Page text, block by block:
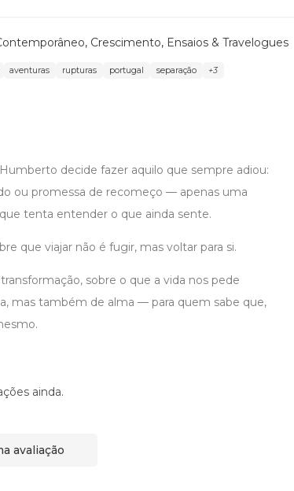
, Crescimento, Ensaios & Travelogues
aventuras rupturas portugal separação +3
decide fazer aquilo que sempre adiou:
ou promessa de recomeço — apenas uma
tenta entender o que ainda sente.
que viajar não é fugir, mas voltar para si.
sobre o que a vida nos pede
mas também de alma — para quem sabe que,
ainda.
avaliação